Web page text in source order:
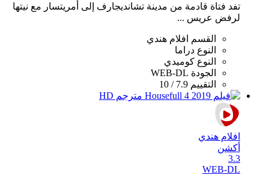
تفد فتاة قادمة من مدينة تشانديجارف إلى أمريتسار مع نيتها
لرفض عريس ...
القسم
افلام هندي
النوع دراما
النوع كوميدي
الجودة WEB-DL
التقييم 7.9 / 10
افلام هندي
أكشن
3.3
WEB-DL